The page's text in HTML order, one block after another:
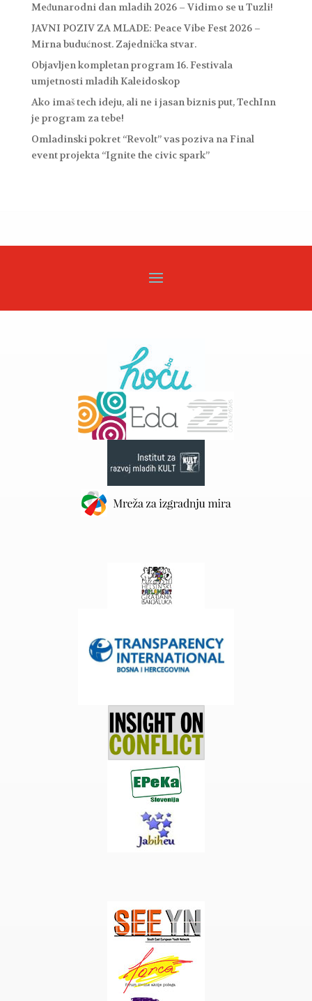
Međunarodni dan mladih 2026 – Vidimo se u Tuzli!
JAVNI POZIV ZA MLADE: Peace Vibe Fest 2026 –
Mirna budućnost. Zajednička stvar.
Objavljen kompletan program 16. Festivala
umjetnosti mladih Kaleidoskop
Ako imaš tech ideju, ali ne i jasan biznis put, TechInn
je program za tebe!
Omladinski pokret “Revolt” vas poziva na Final
event projekta “Ignite the civic spark”